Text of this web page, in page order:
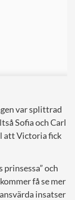
var splittrad
Sofia och Carl
att Victoria fick
och
få se mer
insatser